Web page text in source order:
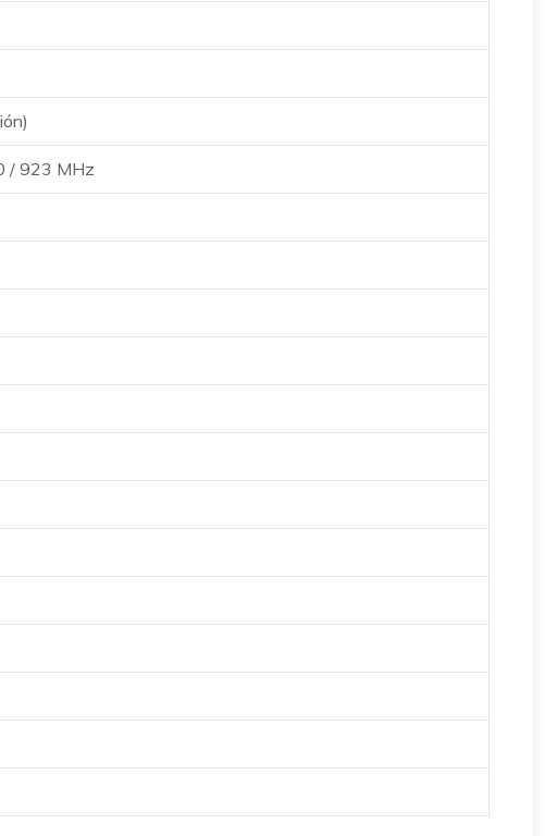
/ 923 MHz